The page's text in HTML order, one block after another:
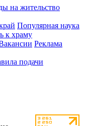
на жительство
Популярная наука
к храму
Реклама
подачи